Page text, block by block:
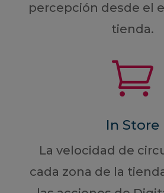
percepción desde el
tienda.

In Store
La velocidad de
cada zona de la